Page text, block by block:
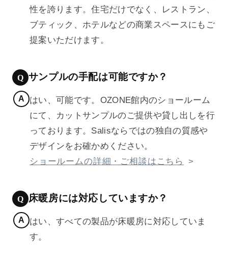
性を誇ります。住宅だけでなく、レストラン、
ブティック、ホテルなどの商業スペースにもご
提案いただけます。
サンプルの手配は可能ですか？
はい、可能です。OZONE館内のショールーム
にて、カットサンプルのご提供や貸し出しを行
っております。Salisならではの独自の質感や
デザインをお確かめください。
ショールームの詳細・ご相談はこちら
床暖房には対応していますか？
はい、すべての製品が床暖房に対応していま
す。